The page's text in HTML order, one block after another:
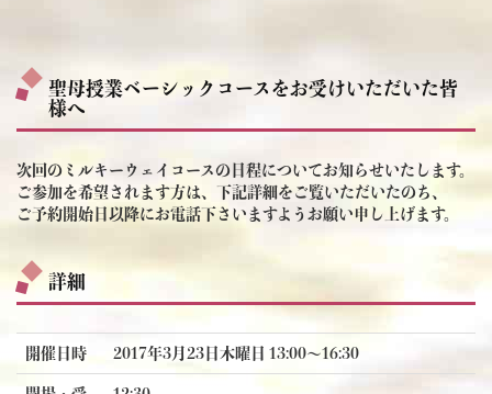
聖母授業ベーシックコースをお受けいただいた皆
様へ
次回のミルキーウェイコースの日程についてお知らせいたします。
ご参加を希望されます方は、下記詳細をご覧いただいたのち、
ご予約開始日以降にお電話下さいますようお願い申し上げます。
詳細
開催日時 2017年3月23日木曜日 13:00〜16:30